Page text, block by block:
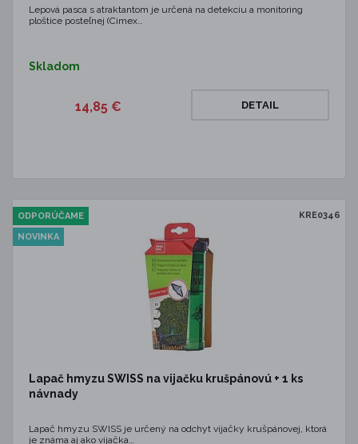
Lepová pasca s atraktantom je určená na detekciu a monitoring
ploštice posteľnej (Cimex…
Skladom
14,85 € DETAIL
KRE0346
ODPORÚČAME
NOVINKA
Lapač hmyzu SWISS na vijačku krušpánovú + 1 ks
návnady
Lapač hmyzu SWISS je určený na odchyt vijačky krušpánovej, ktorá
je známa aj ako vijačka…